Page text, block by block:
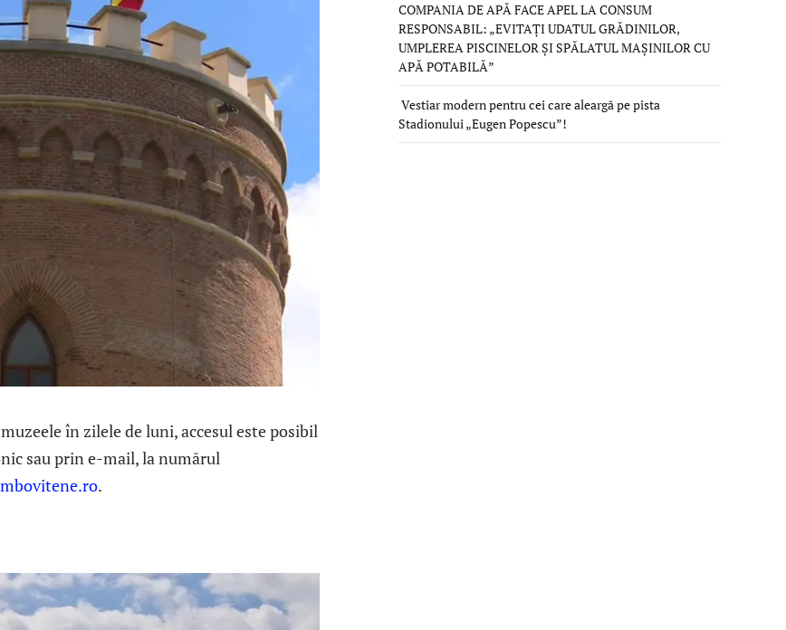
în zilele de luni, accesul este posibil
sau prin e-mail, la numărul
.
COMPANIA DE APĂ FACE APEL LA CONSUM
RESPONSABIL: „EVITAȚI UDATUL GRĂDINILOR,
UMPLEREA PISCINELOR ȘI SPĂLATUL MAȘINILOR CU
APĂ POTABILĂ”
Vestiar modern pentru cei care aleargă pe pista
Stadionului „Eugen Popescu”!